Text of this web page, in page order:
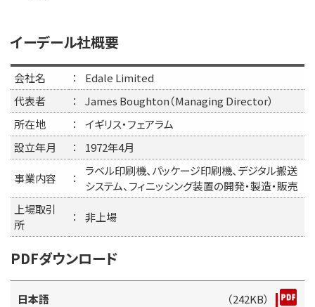
イーデール社概要
会社名 ：
Edale Limited
代表者
：
James Boughton（Managing Director）
所在地
：
イギリス・フェアラム
設立年月
： 1972年4月
事業内容 ：
ラベル印刷機、パッケージ印刷機、デジタル搬送
システム、フィニッシング装置の開発・製造・販売
上場取引
所
： 非上場
PDFダウンロード
日本語 （242KB）